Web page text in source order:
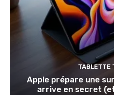
TABLETTE
Apple prépare une
arrive en secret